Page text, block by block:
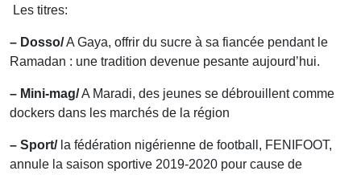
Les titres:
– Dosso/A Gaya, offrir du sucre à sa fiancée pendant le
Ramadan : une tradition devenue pesante aujourd’hui.
– Mini-mag/A Maradi, des jeunes se débrouillent comme
dockers dans les marchés de la région
– Sport/la fédération nigérienne de football, FENIFOOT,
annule la saison sportive 2019-2020 pour cause de